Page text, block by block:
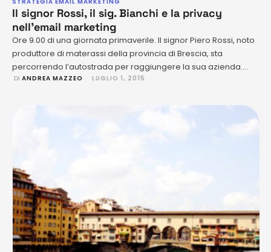
Il signor Rossi, il sig. Bianchi e la privacy
nell’email marketing
Ore 9.00 di una giornata primaverile. Il signor Piero Rossi, noto
produttore di materassi della provincia di Brescia, sta
percorrendo l’autostrada per raggiungere la sua azienda.
Lungo il percorso decide di fermarsi all'autogrill per fare
pubblicità di un albergo sulla riviera ligure. Il cartellone riporta,
Di ANDREA MAZZEO LUGLIO 1, 2015